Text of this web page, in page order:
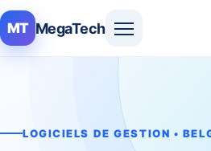
MT MegaTech
LOGICIELS DE GESTION •